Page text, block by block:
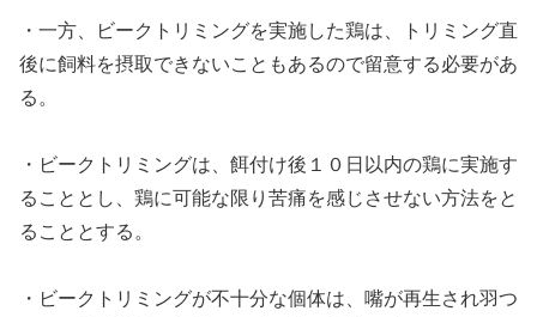
・一方、ビークトリミングを実施した鶏は、トリミング直
後に飼料を摂取できないこともあるので留意する必要があ
る。
・ビークトリミングは、餌付け後１０日以内の鶏に実施す
ることとし、鶏に可能な限り苦痛を感じさせない方法をと
ることとする。
・ビークトリミングが不十分な個体は、嘴が再生され羽つ